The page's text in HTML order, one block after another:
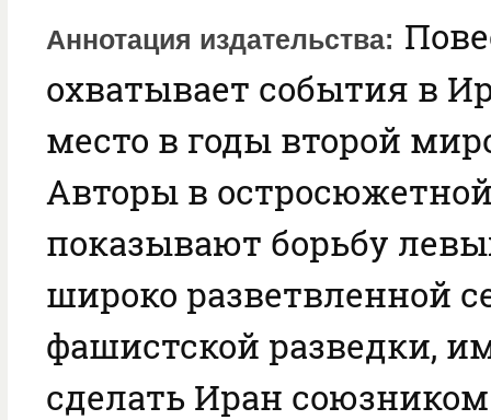
Аннотация издательства
охватывает события в
место в годы второй
Авторы в
показывают борьбу
широко разветвленной
фашистской разведки,
сделать Иран